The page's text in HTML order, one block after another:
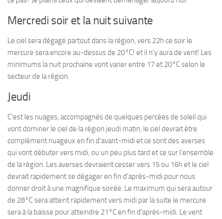
Mercredi soir et la nuit suivante
Le ciel sera dégagé partout dans la région, vers 22h ce soir le
mercure sera encore au-dessus de 20°C! et il n’y aura de vent! Les
minimums la nuit prochaine vont varier entre 17 et 20°C selon le
secteur de la région.
Jeudi
C’est les nuages, accompagnés de quelques percées de soleil qui
vont dominer le ciel de la région jeudi matin, le ciel devrait être
complément nuageux en fin d’avant-midi et ce sont des averses
qui vont débuter vers midi, ou un peu plus tard et ce sur l’ensemble
de la région. Les averses devraient cesser vers 15 ou 16h et le ciel
devrait rapidement se dégager en fin d’après-midi pour nous
donner droit à une magnifique soirée. Le maximum qui sera autour
de 28°C sera atteint rapidement vers midi par la suite le mercure
sera à la baisse pour atteindre 21°C en fin d’après-midi. Le vent